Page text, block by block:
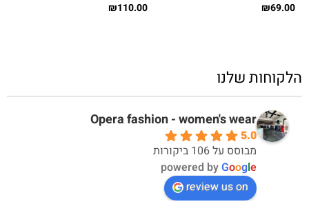
₪69.00
₪110.00
הלקוחות שלנו
Opera fashion - women's wear
5.0
מבוסס על 106 ביקורות
powered byGoogle
review us on